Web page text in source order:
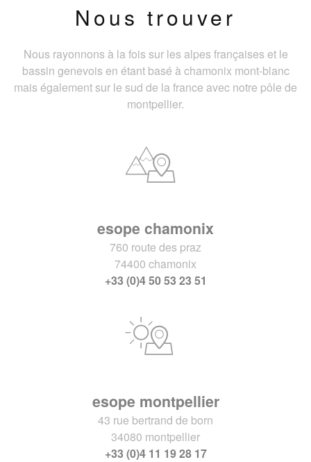
Nous trouver
Nous rayonnons à la fois sur les alpes françaises et le
bassin genevois en étant basé à chamonix mont-blanc
mais également sur le sud de la france avec notre pôle de
montpellier.
esope chamonix
760 route des praz
74400 chamonix
+33 (0)4 50 53 23 51
esope montpellier
43 rue bertrand de born
34080 montpellier
+33 (0)4 11 19 28 17